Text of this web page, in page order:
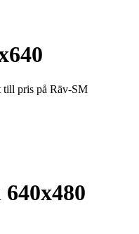
till pris på Räv-SM